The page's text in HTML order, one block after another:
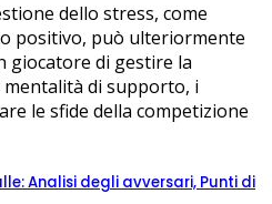
dello stress, come
positivo, può ulteriormente
giocatore di gestire la
di supporto, i
le sfide della competizione
Analisi degli avversari, Punti di